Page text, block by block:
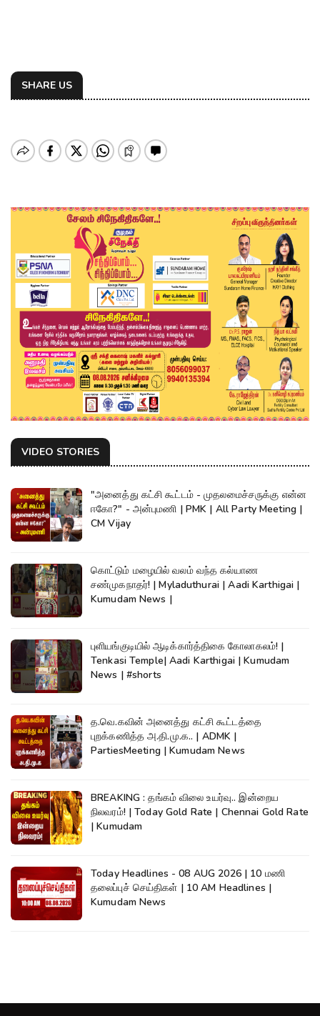
SHARE US
VIDEO STORIES
"அனைத்து கட்சி கூட்டம் - முதலமைச்சருக்கு என்ன
ஈகோ?" - அன்புமணி | PMK | All Party Meeting |
CM Vijay
கொட்டும் மழையில் வலம் வந்த கல்யாண
சண்முகநாதர்! | Myladuthurai | Aadi Karthigai |
Kumudam News |
புளியங்குடியில் ஆடிக்கார்த்திகை கோலாகலம்! |
Tenkasi Temple| Aadi Karthigai | Kumudam
News | #shorts
த.வெ.கவின் அனைத்து கட்சி கூட்டத்தை
புறக்கணித்த அ.தி.மு.க.. | ADMK |
PartiesMeeting | Kumudam News
BREAKING : தங்கம் விலை உயர்வு.. இன்றைய
நிலவரம்! | Today Gold Rate | Chennai Gold Rate
| Kumudam
Today Headlines - 08 AUG 2026 | 10 மணி
தலைப்புச் செய்திகள் | 10 AM Headlines |
Kumudam News